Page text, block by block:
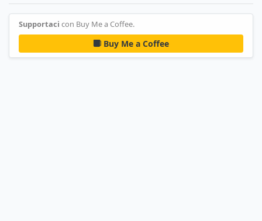
Supportaci con Buy Me a Coffee.
Buy Me a Coffee